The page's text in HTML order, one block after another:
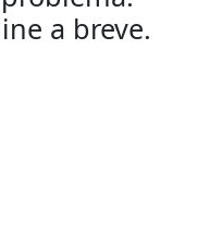
a breve.